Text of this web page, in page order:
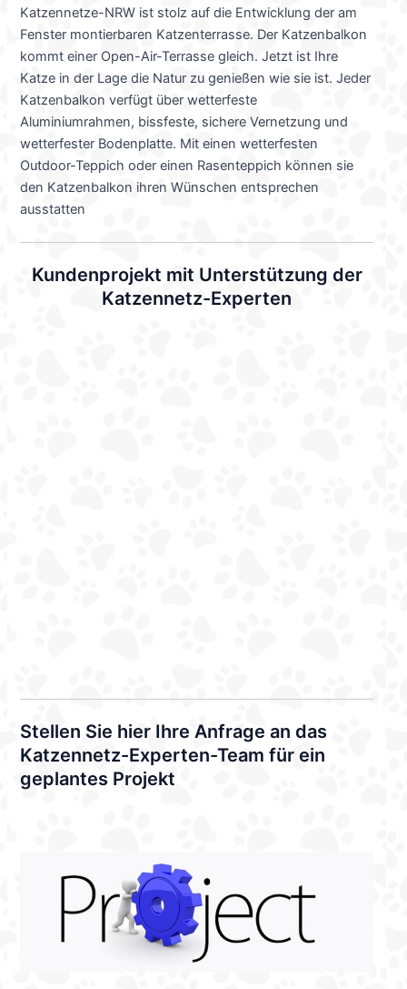
Katzennetze-NRW ist stolz auf die Entwicklung der am
Fenster montierbaren Katzenterrasse. Der Katzenbalkon
kommt einer Open-Air-Terrasse gleich. Jetzt ist Ihre
Katze in der Lage die Natur zu genießen wie sie ist. Jeder
Katzenbalkon verfügt über wetterfeste
Aluminiumrahmen, bissfeste, sichere Vernetzung und
wetterfester Bodenplatte. Mit einen wetterfesten
Outdoor-Teppich oder einen Rasenteppich können sie
den Katzenbalkon ihren Wünschen entsprechen
ausstatten
Kundenprojekt mit Unterstützung der
Katzennetz-Experten
Stellen Sie hier Ihre Anfrage an das
Katzennetz-Experten-Team für ein
geplantes Projekt